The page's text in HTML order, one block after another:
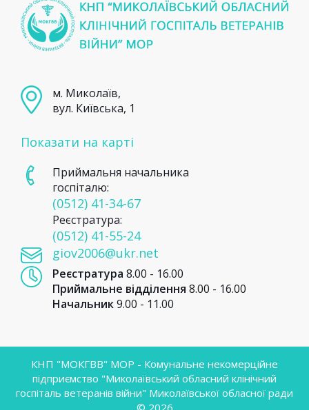
м. Миколаїв,
вул. Київська, 1
Показати на карті
Приймальня начальника
госпіталю:
(0512) 41-34-67
Реєстратура:
(0512) 41-55-24
giov2006@ukr.net
Реєстратура 8.00 - 16.00
Приймальне відділення 8.00 - 16.00
Начальник9.00 - 11.00
КНП "МОКГВВ" МОР - Комунальне некомерційне
підприємство "Миколаївський обласний клінічний
госпіталь ветеранів війни" Миколаївської обласної ради
© 2026